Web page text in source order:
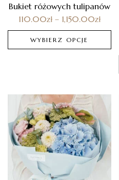
Bukiet różowych tulipanów
110.00zł– 1,150.00zł
WYBIERZ OPCJE